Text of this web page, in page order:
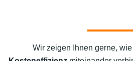
Wir zeigen Ihnen gerne,